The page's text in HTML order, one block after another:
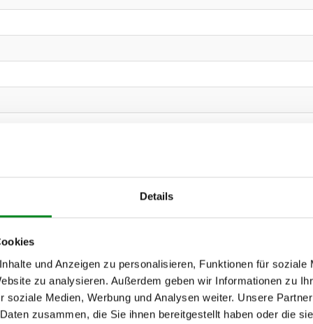
Details
und Anzeigen zu personalisieren, Funktionen für soziale
zu analysieren. Außerdem geben wir Informationen zu
soziale Medien, Werbung und Analysen weiter. Unsere
zusammen, die Sie ihnen bereitgestellt haben oder die